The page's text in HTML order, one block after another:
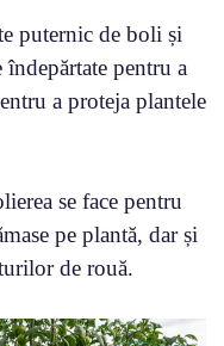
puternic de boli și
pentru a
a proteja plantele
se face pentru
pe plantă, dar și
de rouă.